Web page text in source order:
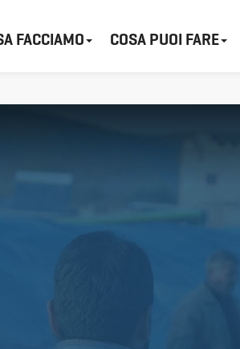
FACCIAMO COSA PUOI FARE